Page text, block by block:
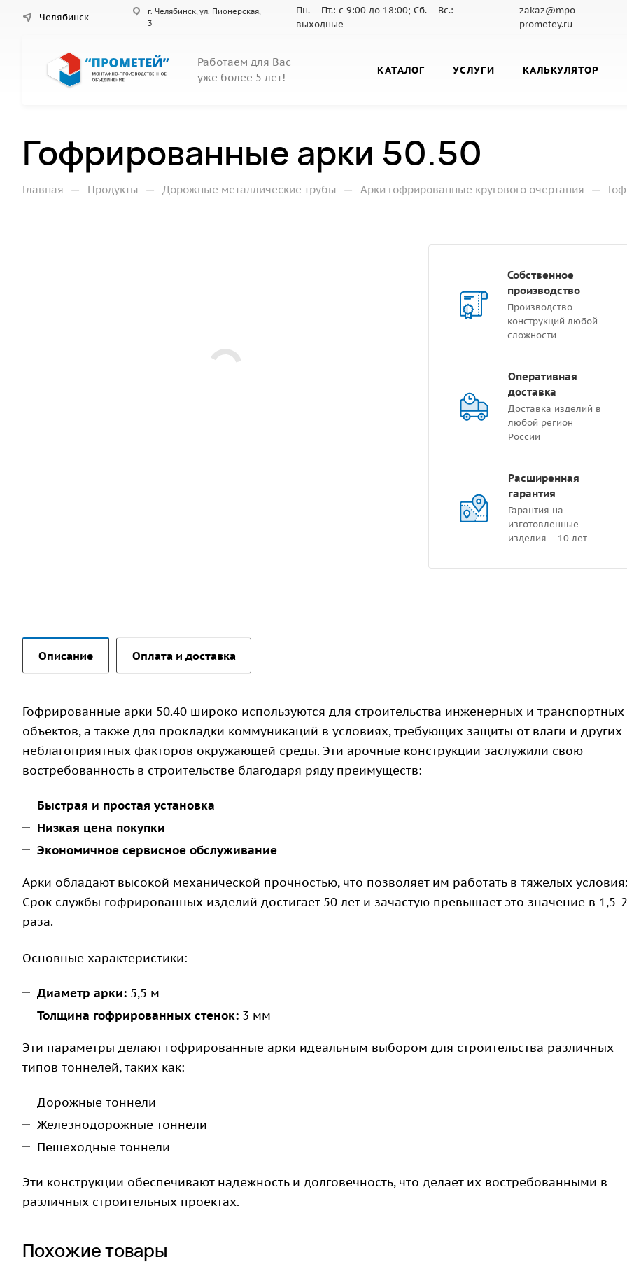
Челябинск
г. Челябинск, ул. Пионерская,
3
Пн. – Пт.: с 9:00 до 18:00; Сб. – Вс.:
выходные
zakaz@mpo-
prometey.ru
Работаем для Вас
уже более 5 лет!
КАТАЛОГ УСЛУГИ КАЛЬКУЛЯТОР
Гофрированные арки 50.50
Главная — Продукты — Дорожные металлические трубы — Арки гофрированные кругового очертания —
Собственное
производство
Производство
конструкций любой
сложности
Оперативная
доставка
Доставка изделий в
любой регион
России
Расширенная
гарантия
Гарантия на
изготовленные
изделия – 10 лет
Описание Оплата и доставка
Гофрированные арки 50.40 широко используются для строительства инженерных и транспортных
объектов, а также для прокладки коммуникаций в условиях, требующих защиты от влаги и других
неблагоприятных факторов окружающей среды. Эти арочные конструкции заслужили свою
востребованность в строительстве благодаря ряду преимуществ:
Быстрая и простая установка
Низкая цена покупки
Экономичное сервисное обслуживание
Арки обладают высокой механической прочностью, что позволяет им работать в тяжелых
Срок службы гофрированных изделий достигает 50 лет и зачастую превышает это значение в 1,5-2
раза.
Основные характеристики:
Диаметр арки: 5,5 м
Толщина гофрированных стенок: 3 мм
Эти параметры делают гофрированные арки идеальным выбором для строительства различных
типов тоннелей, таких как:
Дорожные тоннели
Железнодорожные тоннели
Пешеходные тоннели
Эти конструкции обеспечивают надежность и долговечность, что делает их востребованными в
различных строительных проектах.
Похожие товары